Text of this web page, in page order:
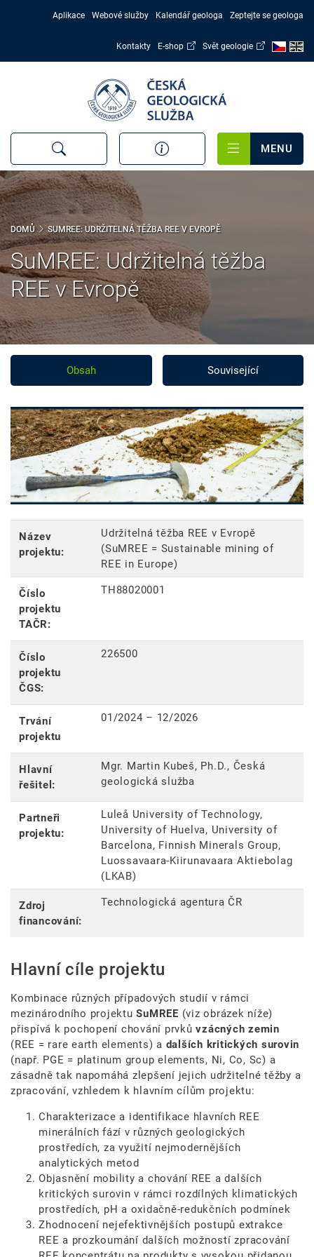
Aplikace Webové služby Kalendář geologa Zeptejte se geologa
Kontakty E-shop Svět geologie
MENU
DOMŮ SUMREE: UDRŽITELNÁ TĚŽBA REE V EVROPĚ
SuMREE: Udržitelná těžba
REE v Evropě
Obsah Související
Název
projektu:
Udržitelná těžba REE v Evropě
(SuMREE = Sustainable mining of
REE in Europe)
Číslo
projektu
TAČR:
TH88020001
Číslo
projektu
ČGS:
226500
Trvání
projektu
01/2024 – 12/2026
Hlavní
řešitel:
Mgr. Martin Kubeš, Ph.D., Česká
geologická služba
Partneři
projektu:
Luleå University of Technology,
University of Huelva, University of
Barcelona, Finnish Minerals Group,
Luossavaara-Kiirunavaara Aktiebolag
(LKAB)
Zdroj
financování:
Technologická agentura ČR
Hlavní cíle projektu
Kombinace různých případových studií v rámci
mezinárodního projektuSuMREE (viz obrázek níže)
přispívá k pochopení chování prvkůvzácných zemin
(REE = rare earth elements) a dalších kritických surovin
(např. PGE = platinum group elements, Ni, Co, Sc) a
zásadně tak napomáhá zlepšení jejich udržitelné těžby a
zpracování, vzhledem k hlavním cílům projektu:
Charakterizace a identifikace hlavních REE
minerálních fází v různých geologických
prostředích, za využití nejmodernějších
analytických metod
Objasnění mobility a chování REE a dalších
kritických surovin v rámci rozdílných klimatických
prostředích, pH a oxidačně-redukčních podmínek
Zhodnocení nejefektivnějších postupů extrakce
REE a prozkoumání dalších možností zpracování